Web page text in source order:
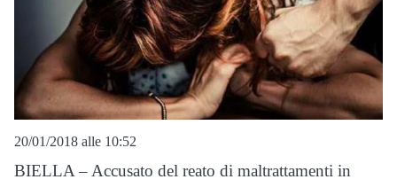
20/01/2018 alle 10:52
BIELLA – Accusato del reato di maltrattamenti in